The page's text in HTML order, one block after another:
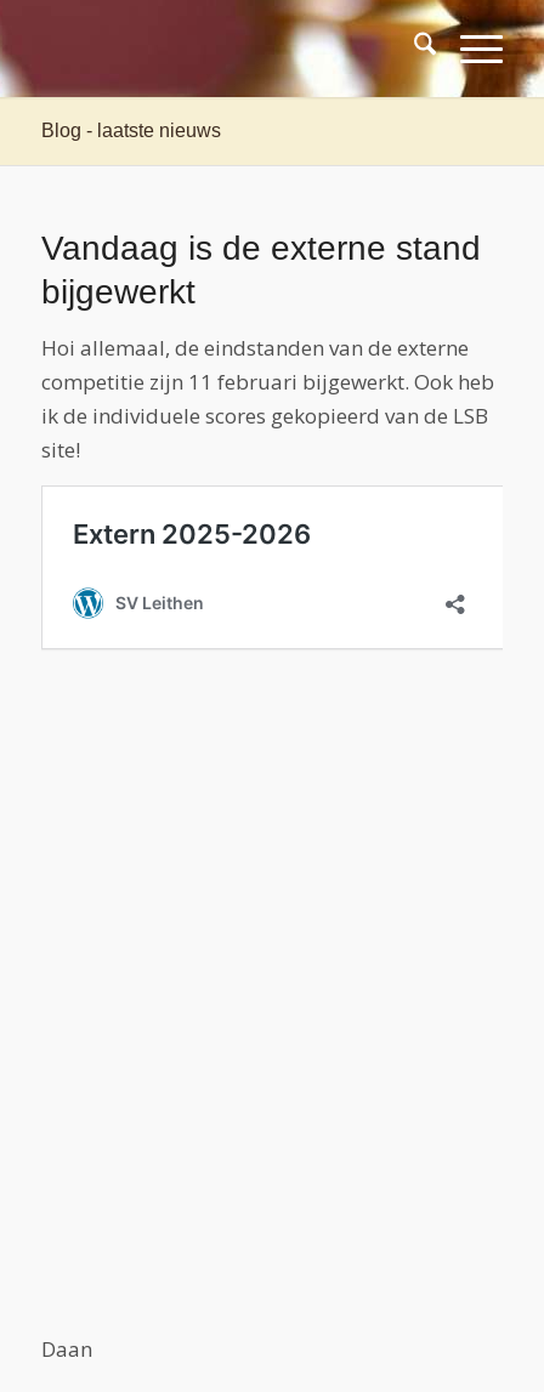
Blog - laatste nieuws
Vandaag is de externe stand
bijgewerkt
Hoi allemaal, de eindstanden van de externe
competitie zijn 11 februari bijgewerkt. Ook heb
ik de individuele scores gekopieerd van de LSB
site!
Daan